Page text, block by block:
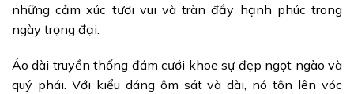
những cảm xúc tươi vui và tràn đầy hạnh phúc trong
ngày trọng đại.
Áo dài truyền thống đám cưới khoe sự đẹp ngọt ngào và
quý phái. Với kiểu dáng ôm sát và dài, nó tôn lên vóc